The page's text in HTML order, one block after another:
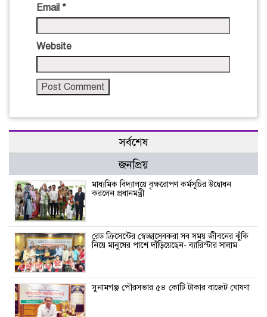
Email *
Website
সর্বশেষ
জনপ্রিয়
মাধ্যমিক বিদ্যালয়ে বৃক্ষরোপণ কর্মসূচির উদ্বোধন
করলেন প্রধানমন্ত্রী
রেড ক্রিসেন্টের স্বেচ্ছাসেবকরা সব সময় জীবনের ঝুঁকি
নিয়ে মানুষের পাশে দাঁড়িয়েছেন- ব্যারিস্টার সালাম
সুনামগঞ্জ পৌরসভার ৫৪ কোটি টাকার বাজেট ঘোষণা